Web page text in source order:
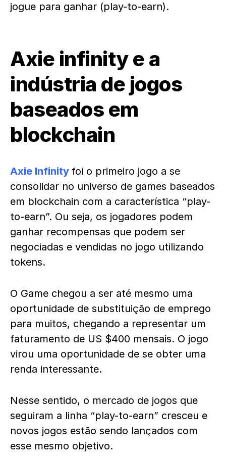
jogue para ganhar (play-to-earn).
Axie infinity e a
indústria de jogos
baseados em
blockchain
Axie Infinity foi o primeiro jogo a se
consolidar no universo de games baseados
em blockchain com a característica “play-
to-earn”. Ou seja, os jogadores podem
ganhar recompensas que podem ser
negociadas e vendidas no jogo utilizando
tokens.
O Game chegou a ser até mesmo uma
oportunidade de substituição de emprego
para muitos, chegando a representar um
faturamento de US $400 mensais. O jogo
virou uma oportunidade de se obter uma
renda interessante.
Nesse sentido, o mercado de jogos que
seguiram a linha “play-to-earn” cresceu e
novos jogos estão sendo lançados com
esse mesmo objetivo.